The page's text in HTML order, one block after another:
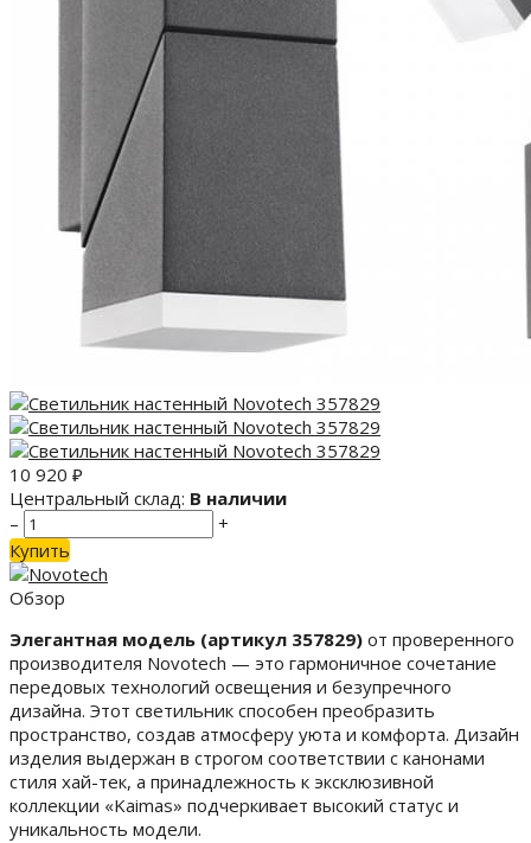
10 920 ₽
Центральный склад: В наличии
–
+
Купить
Обзор
Элегантная модель (артикул 357829) от проверенного
производителя Novotech — это гармоничное сочетание
передовых технологий освещения и безупречного
дизайна. Этот светильник способен преобразить
пространство, создав атмосферу уюта и комфорта. Дизайн
изделия выдержан в строгом соответствии с канонами
стиля хай-тек, а принадлежность к эксклюзивной
коллекции «Kaimas» подчеркивает высокий статус и
уникальность модели.